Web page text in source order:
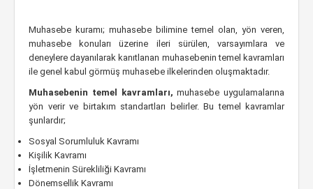
Muhasebe kuramı; muhasebe bilimine temel olan, yön veren,
muhasebe konuları üzerine ileri sürülen, varsayımlara ve
deneylere dayanılarak kanıtlanan muhasebenin temel kavramları
ile genel kabul görmüş muhasebe ilkelerinden oluşmaktadır.
Muhasebenin temel kavramları,muhasebe uygulamalarına
yön verir ve birtakım standartları belirler. Bu temel kavramlar
şunlardır;
Sosyal Sorumluluk Kavramı
Kişilik Kavramı
İşletmenin Sürekliliği Kavramı
Dönemsellik Kavramı